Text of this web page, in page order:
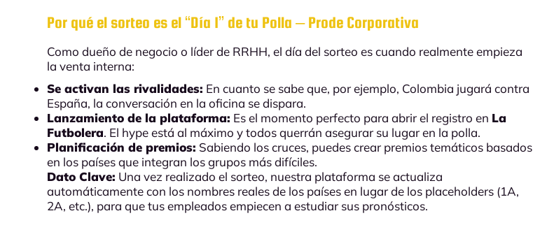
Por qué el sorteo es el “Día 1” de tu Polla – Prode Corporativa
Como dueño de negocio o líder de RRHH, el día del sorteo es cuando realmente empieza
la venta interna:
Se activan las rivalidades: En cuanto se sabe que, por ejemplo, Colombia jugará contra
España, la conversación en la oficina se dispara.
Lanzamiento de la plataforma: Es el momento perfecto para abrir el registro en La
Futbolera. El hype está al máximo y todos querrán asegurar su lugar en la polla.
Planificación de premios: Sabiendo los cruces, puedes crear premios temáticos basados
en los países que integran los grupos más difíciles.
Dato Clave: Una vez realizado el sorteo, nuestra plataforma se actualiza
automáticamente con los nombres reales de los países en lugar de los placeholders (1A,
2A, etc.), para que tus empleados empiecen a estudiar sus pronósticos.